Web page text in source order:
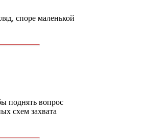
споре маленькой
поднять вопрос
схем захвата